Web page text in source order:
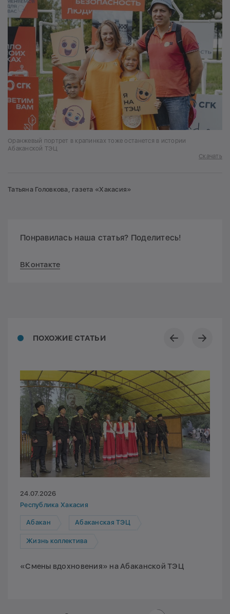
Оранжевый портрет в крапинках тоже останется в истории
Абаканской ТЭЦ
Скачать
Татьяна Головкова, газета «Хакасия»
Понравилась наша статья? Поделитесь!
ВКонтакте
ПОХОЖИЕ СТАТЬИ
24.07.2026
Республика Хакасия
Абакан Абаканская ТЭЦ
Жизнь коллектива
«Смены вдохновения» на Абаканской ТЭЦ